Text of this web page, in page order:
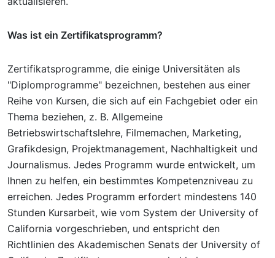
Was ist ein Zertifikatsprogramm?
Zertifikatsprogramme, die einige Universitäten als
"Diplomprogramme" bezeichnen, bestehen aus einer
Reihe von Kursen, die sich auf ein Fachgebiet oder ein
Thema beziehen, z. B. Allgemeine
Betriebswirtschaftslehre, Filmemachen, Marketing,
Grafikdesign, Projektmanagement, Nachhaltigkeit und
Journalismus. Jedes Programm wurde entwickelt, um
Ihnen zu helfen, ein bestimmtes Kompetenzniveau zu
erreichen. Jedes Programm erfordert mindestens 140
Stunden Kursarbeit, wie vom System der University of
California vorgeschrieben, und entspricht den
Richtlinien des Akademischen Senats der University of